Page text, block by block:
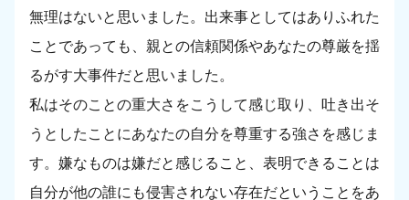
無理はないと思いました。出来事としてはありふれた
ことであっても、親との信頼関係やあなたの尊厳を揺
るがす大事件だと思いました。
私はそのことの重大さをこうして感じ取り、吐き出そ
うとしたことにあなたの自分を尊重する強さを感じま
す。嫌なものは嫌だと感じること、表明できることは
自分が他の誰にも侵害されない存在だということをあ